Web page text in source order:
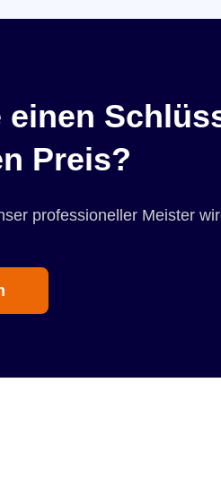
einen
Preis?
professioneller Meister